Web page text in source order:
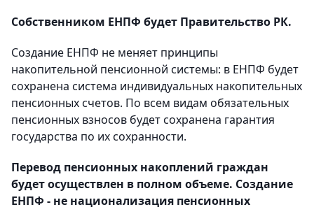
Собственником ЕНПФ будет Правительство РК.
Создание ЕНПФ не меняет принципы
накопительной пенсионной системы: в ЕНПФ будет
сохранена система индивидуальных накопительных
пенсионных счетов. По всем видам обязательных
пенсионных взносов будет сохранена гарантия
государства по их сохранности.
Перевод пенсионных накоплений граждан
будет осуществлен в полном объеме. Создание
ЕНПФ - не национализация пенсионных